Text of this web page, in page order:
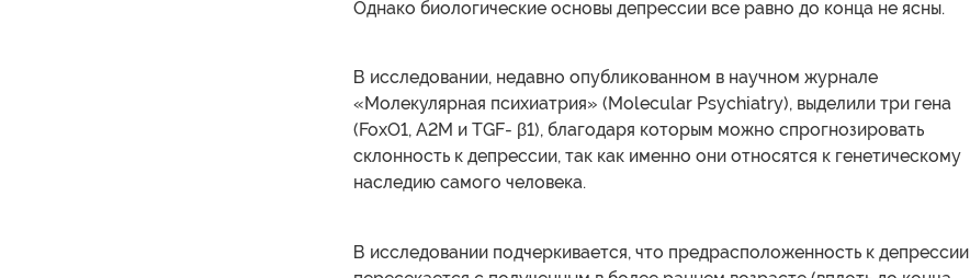
Однако биологические основы депрессии все равно до конца не ясны.
В исследовании, недавно опубликованном в научном журнале
«Молекулярная психиатрия» (Molecular Psychiatry), выделили три гена
(FoxO1, A2M и TGF- β1), благодаря которым можно спрогнозировать
склонность к депрессии, так как именно они относятся к генетическому
наследию самого человека.
В исследовании подчеркивается, что предрасположенность к депрессии